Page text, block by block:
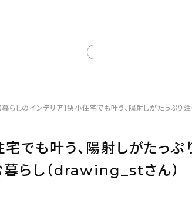
カテゴリー一覧カテゴリー一
【暮らしのインテリア】狭小住宅でも叶う、陽射しがたっぷ
宅でも叶う、陽射しがたっぷ
らし（drawing_stさん）